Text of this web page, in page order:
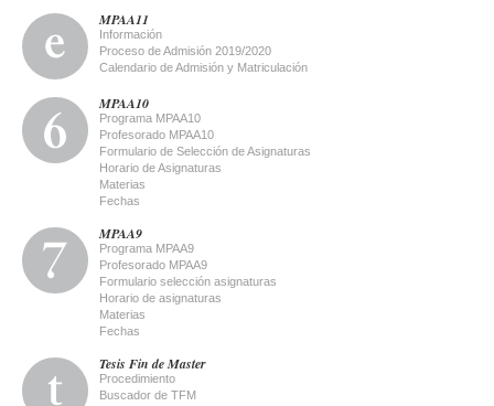
MPAA11
Información
Proceso de Admisión 2019/2020
Calendario de Admisión y Matriculación
MPAA10
Programa MPAA10
Profesorado MPAA10
Formulario de Selección de Asignaturas
Horario de Asignaturas
Materias
Fechas
MPAA9
Programa MPAA9
Profesorado MPAA9
Formulario selección asignaturas
Horario de asignaturas
Materias
Fechas
Tesis Fin de Master
Procedimiento
Buscador de TFM